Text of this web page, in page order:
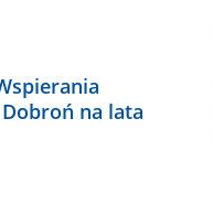
na lata